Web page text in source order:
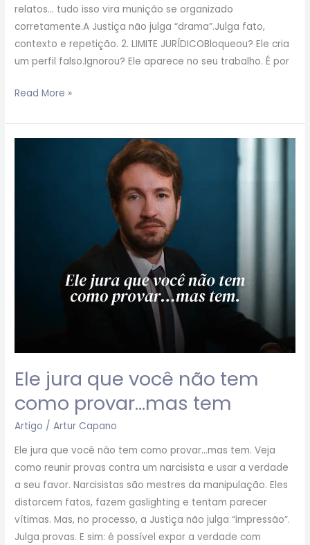
relatos… tudo isso vira munição se organizado
corretamente.A Justiça não julga “drama”.Julga fato,
contexto e repetição. 2. LIMITE JURÍDICOBloqueou? Ele cria
um perfil falso.Ignorou? Ele aparece no seu trabalho. É por
Read More »
Ele jura que você não tem
como provar…mas tem
Artigo /Artur Capano
Ele jura que você não tem como provar…mas tem. Veja
como reunir provas contra um narcisista e usar a verdade
a seu favor. Narcisistas são mestres da manipulação. Eles
distorcem fatos, fazem gaslighting e tentam parecer
vítimas. Mas, no processo, a Justiça não julga “impressão”.
Julga provas. E sim: é possível expor a verdade com